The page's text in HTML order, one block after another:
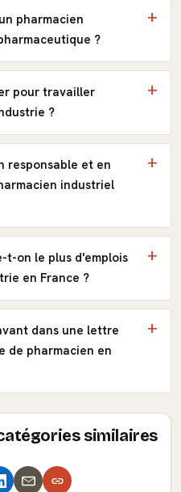
pharmacien
?
pour travailler
?
responsable et en
industriel
t-on le plus d'emplois
en France ?
dans une lettre
de pharmacien en
similaires